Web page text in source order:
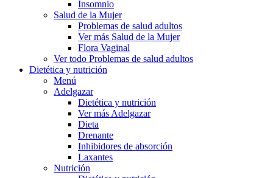
Insomnio
Salud de la Mujer
Problemas de salud adultos
Ver más Salud de la Mujer
Flora Vaginal
Ver todo Problemas de salud adultos
Dietética y nutrición
Menú
Adelgazar
Dietética y nutrición
Ver más Adelgazar
Dieta
Drenante
Inhibidores de absorción
Laxantes
Nutrición